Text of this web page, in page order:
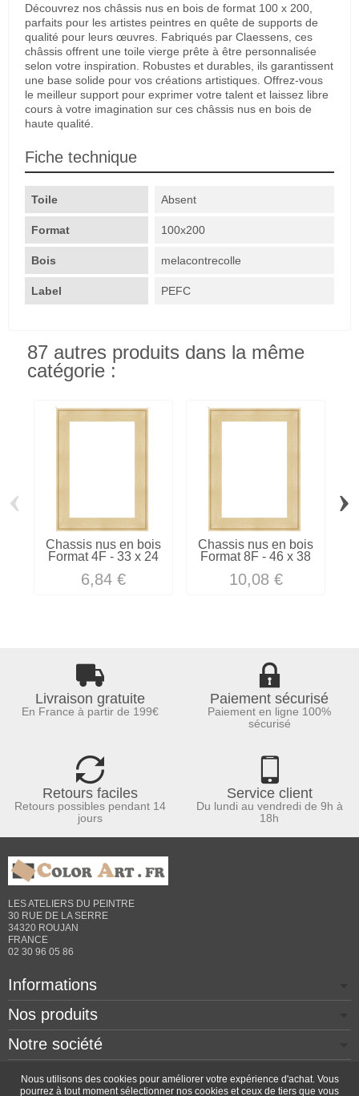
Découvrez nos châssis nus en bois de format 100 x 200,
parfaits pour les artistes peintres en quête de supports de
qualité pour leurs œuvres. Fabriqués par Claessens, ces
châssis offrent une toile vierge prête à être personnalisée
selon votre inspiration. Robustes et durables, ils garantissent
une base solide pour vos créations artistiques. Offrez-vous
le meilleur support pour exprimer votre talent et laissez libre
cours à votre imagination sur ces châssis nus en bois de
haute qualité.
Fiche technique
Toile Absent
Format 100x200
Bois melacontrecolle
Label PEFC
87 autres produits dans la même
catégorie :
Chassis nus en bois
Format 4F - 33 x 24
6,84 €
Chassis nus en bois
Format 8F - 46 x 38
10,08 €
‹ ›
Livraison gratuite
En France à partir de 199€
Paiement sécurisé
Paiement en ligne 100%
sécurisé
Retours faciles
Retours possibles pendant 14
jours
Service client
Du lundi au vendredi de 9h à
18h
LES ATELIERS DU PEINTRE
30 RUE DE LA SERRE
34320 ROUJAN
FRANCE
02 30 96 05 86
Informations
Nos produits
Notre société
Contactez-nous
Nous utilisons des cookies pour améliorer votre expérience d'achat. Vous
pourrez à tout moment sélectionner nos cookies et ceux de tiers que vous